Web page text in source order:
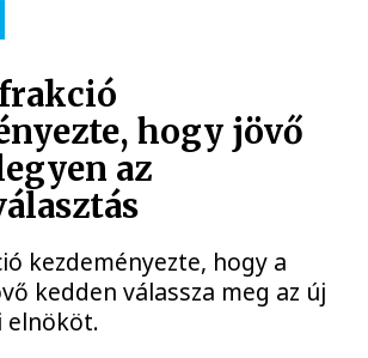
hogy jövő
az
kezdeményezte, hogy a
kedden válassza meg az új
elnököt.